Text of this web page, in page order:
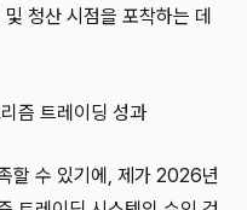
청산 시점을 포착하는 데
즘 트레이딩 성과
할 수 있기에, 제가 2026년